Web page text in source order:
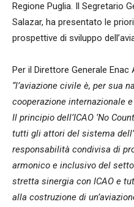
Regione Puglia. Il Segretario
Salazar, ha presentato le
prospettive di sviluppo
Per il Direttore Generale Enac
“l’aviazione civile è, per sua
cooperazione internazionale
Il principio dell’ICAO ‘No
tutti gli attori del sistema
responsabilità condivisa di
armonico e inclusivo del
stretta sinergia con ICAO e
alla costruzione di